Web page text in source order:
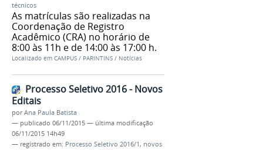
técnicos
As matrículas são realizadas na
Coordenação de Registro
Acadêmico (CRA) no horário de
8:00 às 11h e de 14:00 às 17:00 h.
Localizado em CAMPUS / PARINTINS / Notícias
Processo Seletivo 2016 - Novos
Editais
porAna Paula Batista
— publicado 06/11/2015 — última modificação
06/11/2015 14h49
— registrado em: Processo Seletivo 2016/1, novos